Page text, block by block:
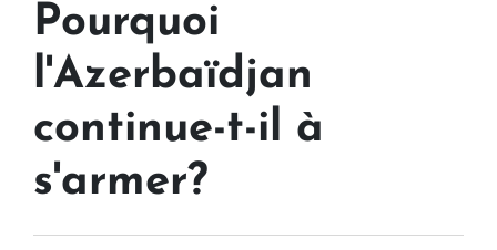
Pourquoi
l'Azerbaïdjan
continue-t-il à
s'armer?